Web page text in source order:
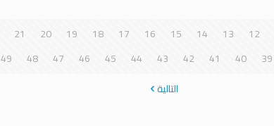
12
13
14
15
16
17
18
19
20
21
39
40
41
42
43
44
45
46
47
48
49
التالية